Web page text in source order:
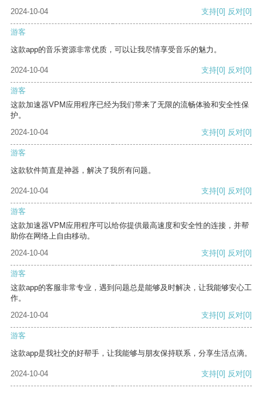
2024-10-04
支持[0] 反对[0]
游客
这款app的音乐资源非常优质，可以让我尽情享受音乐的魅力。
2024-10-04 支持[0] 反对[0]
游客
这款加速器VPM应用程序已经为我们带来了无限的流畅体验和安全性保
护。
2024-10-04
支持[0] 反对[0]
游客
这款软件简直是神器，解决了我所有问题。
2024-10-04 支持[0] 反对[0]
游客
这款加速器VPM应用程序可以给你提供最高速度和安全性的连接，并帮
助你在网络上自由移动。
2024-10-04
支持[0] 反对[0]
游客
这款app的客服非常专业，遇到问题总是能够及时解决，让我能够安心工
作。
2024-10-04
支持[0] 反对[0]
游客
这款app是我社交的好帮手，让我能够与朋友保持联系，分享生活点滴。
2024-10-04 支持[0] 反对[0]